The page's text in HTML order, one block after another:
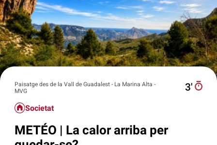
Paisatge des de la Vall de Guadalest - La Marina Alta -
MVG
3′
Societat
METÉO | La calor arriba per